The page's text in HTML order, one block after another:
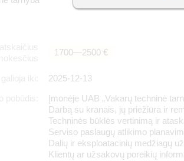
1700―2500 €
2025-12-13
Įmonėje UAB „Vakarų techninė
Darbą su kranais, jų priežiūra ir
Techninės būklės vertinimą ir
Serviso paslaugų atlikimo
Dalių ir eksploatacinių medžiagų
Klientų ar užsakovų poreikių